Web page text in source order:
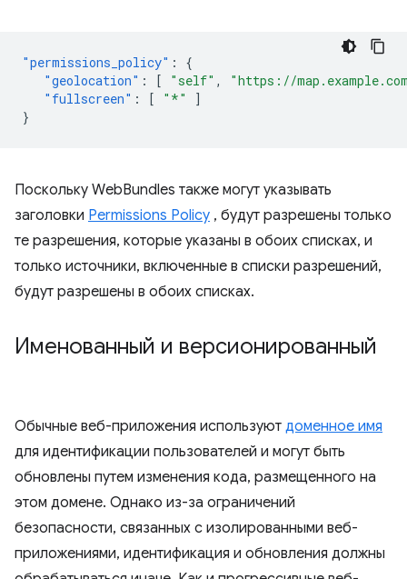
"permissions_policy" :
{
"geolocation" : [ "self" ,
"https://
"fullscreen" : [ "*"
]
}
Поскольку WebBundles также могут указывать
заголовки Permissions Policy , будут разрешены только
те разрешения, которые указаны в обоих списках, и
только источники, включенные в списки разрешений,
будут разрешены в обоих списках.
Именованный и версионированный
Обычные веб-приложения используют доменное имя
для идентификации пользователей и могут быть
обновлены путем изменения кода, размещенного на
этом домене. Однако из-за ограничений
безопасности, связанных с изолированными веб-
приложениями, идентификация и обновления должны